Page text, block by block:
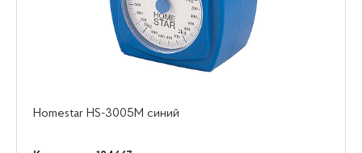
Homestar HS-3005М синий